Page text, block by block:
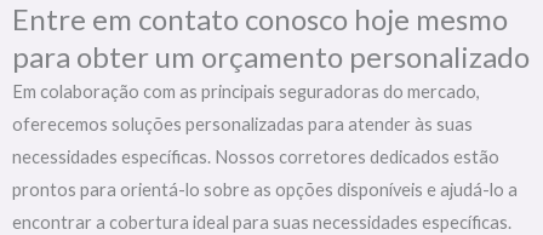
Entre em contato conosco hoje mesmo
para obter um orçamento personalizado
Em colaboração com as principais seguradoras do mercado,
oferecemos soluções personalizadas para atender às suas
necessidades específicas. Nossos corretores dedicados estão
prontos para orientá-lo sobre as opções disponíveis e ajudá-lo a
encontrar a cobertura ideal para suas necessidades específicas.